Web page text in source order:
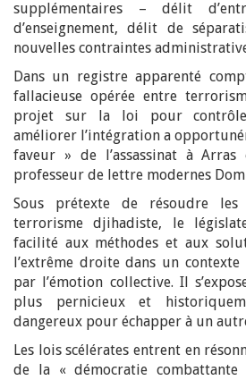
supplémentaires – délit
d’enseignement, délit de
nouvelles contraintes
Dans un registre apparenté
fallacieuse opérée entre
projet sur la loi pour
améliorer l’intégration a
faveur » de l’assassinat à
professeur de lettre modernes
Sous prétexte de résoudre
terrorisme djihadiste, le
facilité aux méthodes et aux
l’extrême droite dans un
par l’émotion collective. Il
plus pernicieux et
dangereux pour échapper à un
Les lois scélérates entrent en
de la « démocratie